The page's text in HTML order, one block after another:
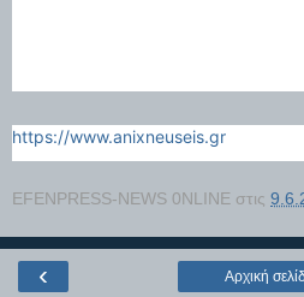
https://www.anixneuseis.gr
EFENPRESS-NEWS 0NLINE στις
‹ Αρχική